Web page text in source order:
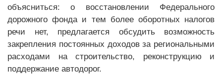
объясниться: о восстановлении Федерального
дорожного фонда и тем более оборотных налогов
речи нет, предлагается обсудить возможность
закрепления постоянных доходов за региональными
расходами на строительство, реконструкцию и
поддержание автодорог.